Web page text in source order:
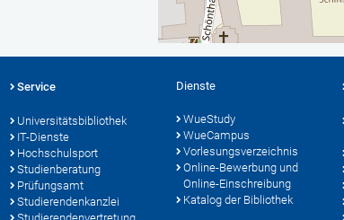
Service
Universitätsbibliothek
IT-Dienste
Hochschulsport
Studienberatung
Prüfungsamt
Studierendenkanzlei
Dienste
WueStudy
WueCampus
Vorlesungsverzeichnis
Online-Bewerbung und
Online-Einschreibung
Katalog der Bibliothek